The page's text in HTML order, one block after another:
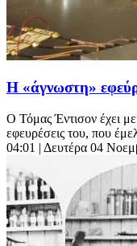
Η «άγνωστη»
Ο Τόμας Έντισον έχει
εφευρέσεις του, που
04:01 | Δευτέρα 04